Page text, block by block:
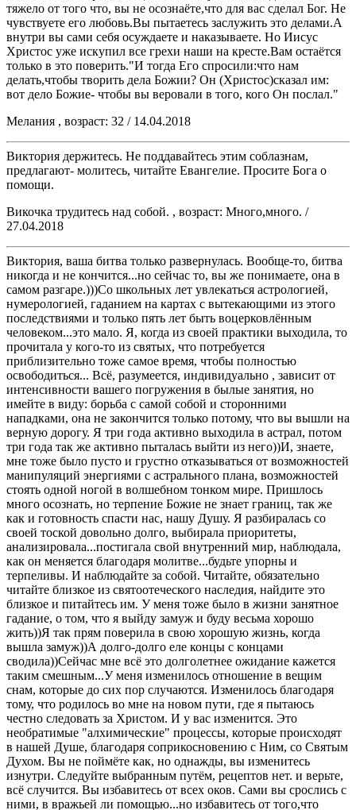
тяжело от того что, вы не осознаёте,что для вас сделал Бог. Не
чувствуете его любовь.Вы пытаетесь заслужить это делами.А
внутри вы сами себя осуждаете и наказываете. Но Иисус
Христос уже искупил все грехи наши на кресте.Вам остаётся
только в это поверить."И тогда Его спросили:что нам
делать,чтобы творить дела Божии? Он (Христос)сказал им:
вот дело Божие- чтобы вы веровали в того, кого Он послал."
Мелания , возраст: 32 / 14.04.2018
Виктория держитесь. Не поддавайтесь этим соблазнам,
предлагают- молитесь, читайте Евангелие. Просите Бога о
помощи.
Викочка трудитесь над собой. , возраст: Много,много. /
27.04.2018
Виктория, ваша битва только развернулась. Вообще-то, битва
никогда и не кончится...но сейчас то, вы же понимаете, она в
самом разгаре.)))Со школьных лет увлекаться астрологией,
нумерологией, гаданием на картах с вытекающими из этого
последствиями и только пять лет быть воцерковлённым
человеком...это мало. Я, когда из своей практики выходила, то
прочитала у кого-то из святых, что потребуется
приблизительно тоже самое время, чтобы полностью
освободиться... Всё, разумеется, индивидуально , зависит от
интенсивности вашего погружения в былые занятия, но
имейте в виду: борьба с самой собой и сторонними
нападками, она не закончится только потому, что вы вышли на
верную дорогу. Я три года активно выходила в астрал, потом
три года так же активно пыталась выйти из него))И, знаете,
мне тоже было пусто и грустно отказываться от возможностей
манипуляций энергиями с астрального плана, возможностей
стоять одной ногой в волшебном тонком мире. Пришлось
много осознать, но терпение Божие не знает границ, так же
как и готовность спасти нас, нашу Душу. Я разбиралась со
своей тоской довольно долго, выбирала приоритеты,
анализировала...постигала свой внутренний мир, наблюдала,
как он меняется благодаря молитве...будьте упорны и
терпеливы. И наблюдайте за собой. Читайте, обязательно
читайте близкое из святоотеческого наследия, найдите это
близкое и питайтесь им. У меня тоже было в жизни занятное
гадание, о том, что я выйду замуж и буду весьма хорошо
жить))Я так прям поверила в свою хорошую жизнь, когда
вышла замуж))А долго-долго еле концы с концами
сводила))Сейчас мне всё это долголетнее ожидание кажется
таким смешным...У меня изменилось отношение в вещим
снам, которые до сих пор случаются. Изменилось благодаря
тому, что родилось во мне на новом пути, где я пытаюсь
честно следовать за Христом. И у вас изменится. Это
необратимые "алхимические" процессы, которые происходят
в нашей Душе, благодаря соприкосновению с Ним, со Святым
Духом. Вы не поймёте как, но однажды, вы изменитесь
изнутри. Следуйте выбранным путём, рецептов нет. и верьте,
всё случится. Вы избавитесь от всех оков. Сами вы срослись с
ними, в вражьей ли помощью...но избавитесь от того,что